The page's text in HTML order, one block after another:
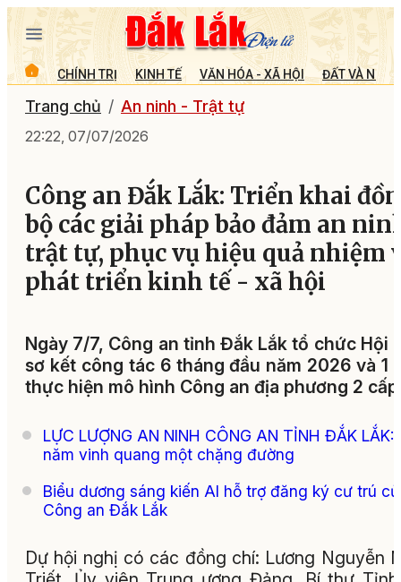
CHÍNH TRỊ KINH TẾ VĂN HÓA - XÃ HỘI ĐẤT VÀ
Trang chủ An ninh - Trật tự
22:22, 07/07/2026
Công an Đắk Lắk: Triển khai
bộ các giải pháp bảo đảm an
trật tự, phục vụ hiệu quả nhiệm
phát triển kinh tế - xã hội
Ngày 7/7, Công an tỉnh Đắk Lắk tổ chức Hội
sơ kết công tác 6 tháng đầu năm 2026 và 1
thực hiện mô hình Công an địa phương 2
LỰC LƯỢNG AN NINH CÔNG AN TỈNH ĐẮK LẮK:
năm vinh quang một chặng đường
Biểu dương sáng kiến AI hỗ trợ đăng ký cư trú
Công an Đắk Lắk
Dự hội nghị có các đồng chí: Lương Nguyễn